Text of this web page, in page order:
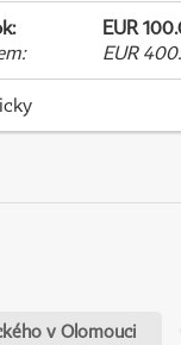
:
EUR
: EUR
v Olomouci